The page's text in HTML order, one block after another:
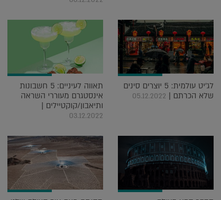
לג'יט עולמית: 5 יוצרים סינים
שלא הכרתם | 05.12.2022
תאווה לעיניים: 5 חשבונות
אינסטגרם מעוררי השראה
ותיאבון/קוקטיילים |
03.12.2022